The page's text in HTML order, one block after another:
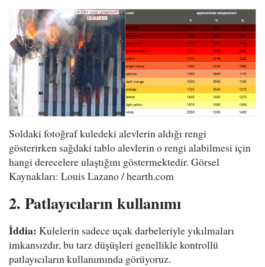
Soldaki fotoğraf kuledeki alevlerin aldığı rengi
gösterirken sağdaki tablo alevlerin o rengi alabilmesi için
hangi derecelere ulaştığını göstermektedir. Görsel
Kaynakları: Louis Lazano / hearth.com
2. Patlayıcıların kullanımı
İddia: Kulelerin sadece uçak darbeleriyle yıkılmaları
imkansızdır, bu tarz düşüşleri genellikle kontrollü
patlayıcıların kullanımında görüyoruz.